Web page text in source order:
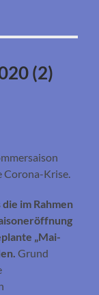
(2)
Corona-Krise.
im Rahmen
„Mai-
Grund